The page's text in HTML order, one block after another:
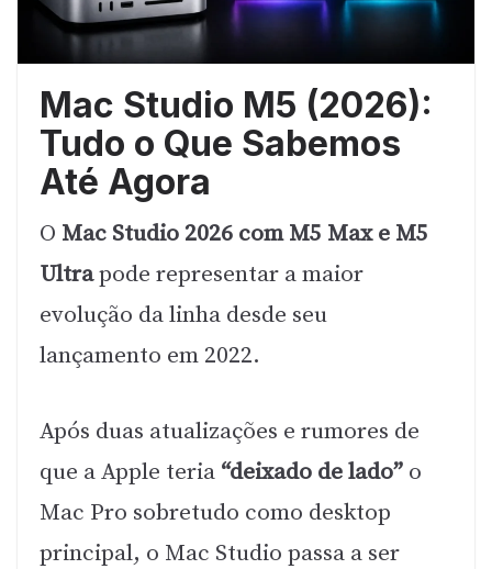
Mac Studio M5 (2026):
Tudo o Que Sabemos
Até Agora
O Mac Studio 2026 com M5 Max e M5
Ultrapode representar a maior
evolução da linha desde seu
lançamento em 2022.
Após duas atualizações e rumores de
que a Apple teria “deixado de lado” o
Mac Pro sobretudo como desktop
principal, o Mac Studio passa a ser